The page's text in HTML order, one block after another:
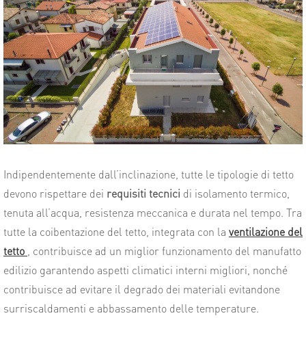
Indipendentemente dall’inclinazione, tutte le tipologie di tetto
devono rispettare dei requisiti tecnici di isolamento termico,
tenuta all’acqua, resistenza meccanica e durata nel tempo. Tra
tutte la coibentazione del tetto, integrata con la ventilazione del
tetto
contribuisce ad un miglior funzionamento del manufatto
edilizio garantendo aspetti climatici interni migliori, nonché
contribuisce ad evitare il degrado dei materiali evitandone
surriscaldamenti e abbassamento delle temperature.